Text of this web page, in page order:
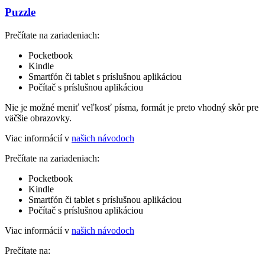
Puzzle
Prečítate na zariadeniach:
Pocketbook
Kindle
Smartfón či tablet s príslušnou aplikáciou
Počítač s príslušnou aplikáciou
Nie je možné meniť veľkosť písma, formát je preto vhodný skôr pre
väčšie obrazovky.
Viac informácií v našich návodoch
Prečítate na zariadeniach:
Pocketbook
Kindle
Smartfón či tablet s príslušnou aplikáciou
Počítač s príslušnou aplikáciou
Viac informácií v našich návodoch
Prečítate na: